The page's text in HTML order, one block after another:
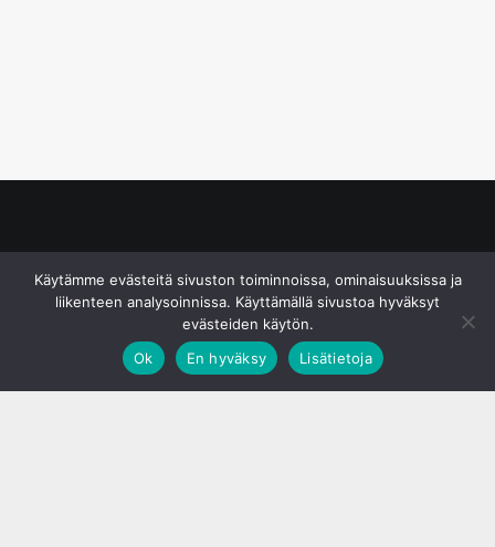
Käytämme evästeitä sivuston toiminnoissa, ominaisuuksissa ja
liikenteen analysoinnissa. Käyttämällä sivustoa hyväksyt
evästeiden käytön.
Ok
En hyväksy Lisätietoja